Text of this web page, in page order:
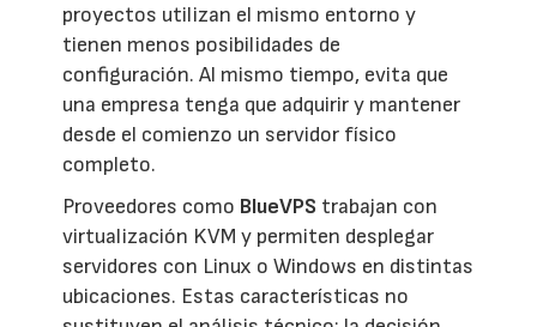
proyectos utilizan el mismo entorno y
tienen menos posibilidades de
configuración. Al mismo tiempo, evita que
una empresa tenga que adquirir y mantener
desde el comienzo un servidor físico
completo.
Proveedores como BlueVPS trabajan con
virtualización KVM y permiten desplegar
servidores con Linux o Windows en distintas
ubicaciones. Estas características no